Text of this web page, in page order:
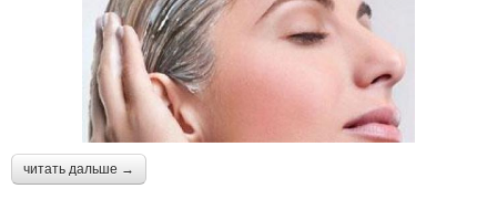
читать дальше →